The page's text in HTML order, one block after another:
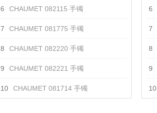
6 CHAUMET 082115 手镯
7 CHAUMET 081775 手镯
8 CHAUMET 082220 手镯
9 CHAUMET 082221 手镯
10 CHAUMET 081714 手镯
6
7
8
9
10